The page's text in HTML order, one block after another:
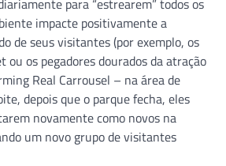
impacte positivamente a
de seus visitantes (por exemplo, os
ou os pegadores dourados da atração
Real Carrousel – na área de
depois que o parque fecha, eles
novamente como novos na
um novo grupo de visitantes